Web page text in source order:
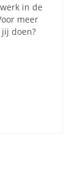
in de
meer
doen?